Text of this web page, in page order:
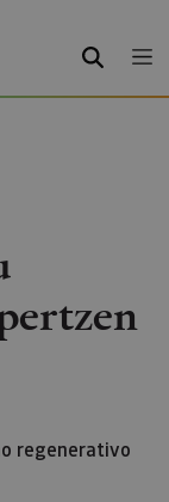
BILATU
regenerativo